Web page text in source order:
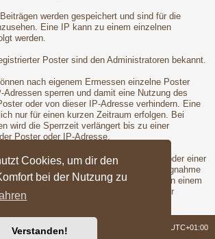
Cookies, um dir den
bei der Nutzung zu
Verstanden!
werden gespeichert und sind für die
Eine IP kann zu einem einzelnen
werden.
Poster sind den Administratoren bekannt.
nach eigenem Ermessen einzelne Poster
Adressen sperren und damit eine Nutzung des
oder von dieser IP-Adresse verhindern. Eine
nur für einen kurzen Zeitraum erfolgen. Bei
wird die Sperrzeit verlängert bis zu einer
Poster oder IP-Adresse.
Nicks oder der Sperrung eines Posters oder einer
betroffenen Poster Gelegenheit zur Stellungnahme
nur dann möglich, wenn der Verstoß von einem
wird. Erst nach der Gelegenheit zur
die Betreiber die Maßnahmen ergreifen.
UTC+01:00